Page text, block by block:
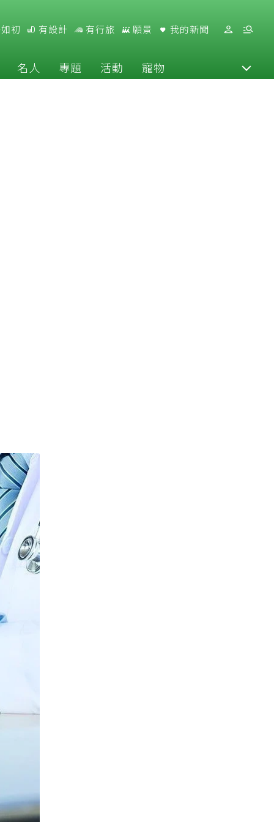
初 有設計 有行旅 願景 我的新聞
名人 專題 活動 寵物